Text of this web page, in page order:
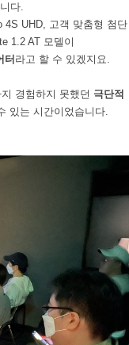
다.​
4S UHD, 고객 맞춤형 첨단
1.2 AT 모델이
터 라고 할 수 있겠지요.
경험하지 못했던 극단적
있는 시간이었습니다.